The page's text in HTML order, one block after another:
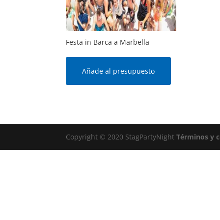
Festa in Barca a Marbella
Añade al presupuesto
Copyright © 2020 StagPartyNightTérminos y